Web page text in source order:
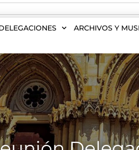
ARCHIVOS Y